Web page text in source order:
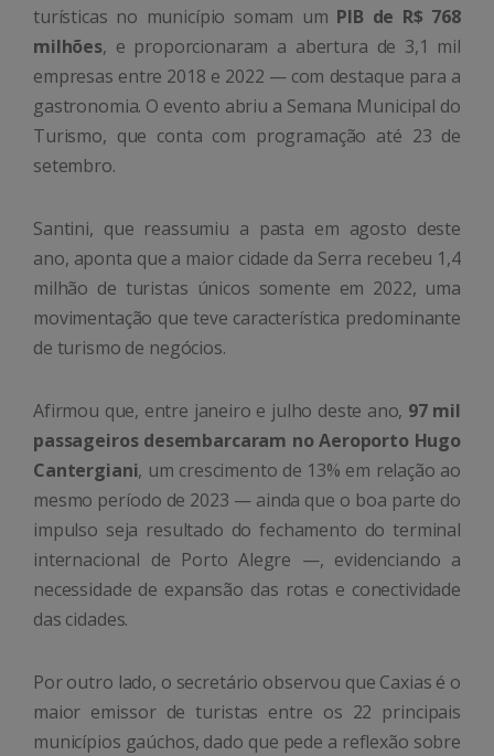
turísticas no município somam um PIB de R$ 768
milhões, e proporcionaram a abertura de 3,1 mil
empresas entre 2018 e 2022 — com destaque para a
gastronomia. O evento abriu a Semana Municipal do
Turismo, que conta com programação até 23 de
setembro.
Santini, que reassumiu a pasta em agosto deste
ano, aponta que a maior cidade da Serra recebeu 1,4
milhão de turistas únicos somente em 2022, uma
movimentação que teve característica predominante
de turismo de negócios.
Afirmou que, entre janeiro e julho deste ano, 97 mil
passageiros desembarcaram no Aeroporto Hugo
Cantergiani, um crescimento de 13% em relação ao
mesmo período de 2023 — ainda que o boa parte do
impulso seja resultado do fechamento do terminal
internacional de Porto Alegre —, evidenciando a
necessidade de expansão das rotas e conectividade
das cidades.
Por outro lado, o secretário observou que Caxias é o
maior emissor de turistas entre os 22 principais
municípios gaúchos, dado que pede a reflexão sobre